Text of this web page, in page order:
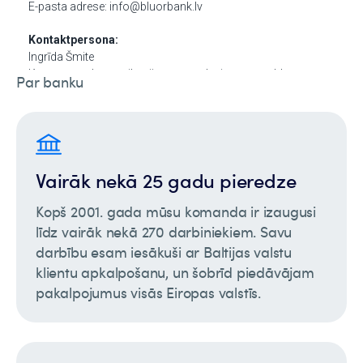
Par banku
Vairāk nekā 25 gadu pieredze
Kopš 2001. gada mūsu komanda ir izaugusi
līdz vairāk nekā 270 darbiniekiem. Savu
darbību esam iesākuši ar Baltijas valstu
klientu apkalpošanu, un šobrīd piedāvājam
pakalpojumus visās Eiropas valstīs.